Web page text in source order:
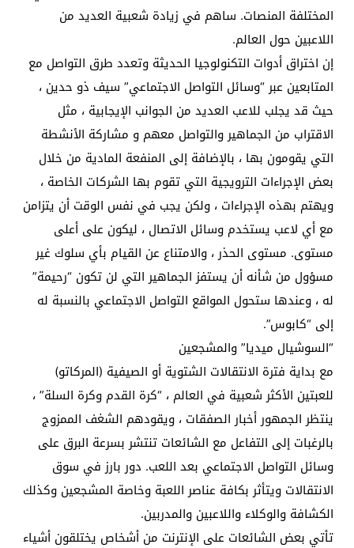
المختلفة المنصات. ساهم في زيادة شعبية العديد من
اللاعبين حول العالم.
إن اختراق أدوات التكنولوجيا الحديثة وتعدد طرق التواصل مع
المتابعين عبر “وسائل التواصل الاجتماعي” سيف ذو حدين ،
حيث قد يجلب للاعب العديد من الجوانب الإيجابية ، مثل
الاقتراب من الجماهير والتواصل معهم و مشاركة الأنشطة
التي يقومون بها ، بالإضافة إلى المنفعة المادية من خلال
بعض الإجراءات الترويجية التي تقوم بها الشركات الخاصة ،
ويهتم بهذه الإجراءات ، ولكن يجب في نفس الوقت أن يتزامن
مع أي لاعب يستخدم وسائل الاتصال ، ليكون على أعلى
مستوى. مستوى الحذر ، والامتناع عن القيام بأي سلوك غير
مسؤول من شأنه أن يستفز الجماهير التي لن تكون “رحيمة”
له ، وعندها ستحول المواقع التواصل الاجتماعي بالنسبة له
إلى “كابوس”.
“السوشيال ميديا” والمشجعين
مع بداية فترة الانتقالات الشتوية أو الصيفية (المركاتو)
للعبتين الأكثر شعبية في العالم ، “كرة القدم وكرة السلة” ،
ينتظر الجمهور أخبار الصفقات ، ويقودهم الشغف الممزوج
بالرغبات إلى التفاعل مع الشائعات تنتشر بسرعة البرق على
وسائل التواصل الاجتماعي بعد اللعب. دور بارز في سوق
الانتقالات ويتأثر بكافة عناصر اللعبة وخاصة المشجعين وكذلك
الكشافة والوكلاء واللاعبين والمدربين.
تأتي بعض الشائعات على الإنترنت من أشخاص يختلقون أشياء